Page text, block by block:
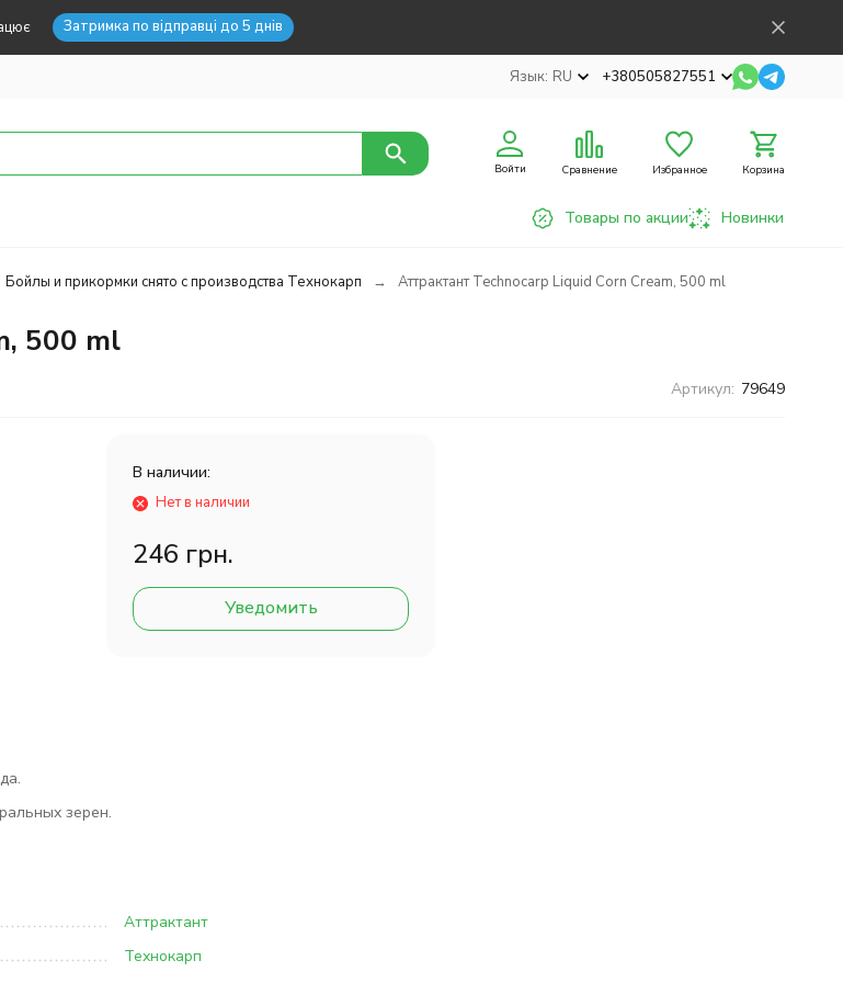
Затримка по відправці до 5 днів
Язык: RU +380505827551
Войти Сравнение Избранное Корзина
Товары по акции Новинки
Бойлы и прикормки снято с производства Технокарп Аттрактант Technocarp Liquid Corn Cream, 500 ml
500 ml
Артикул: 79649
В наличии:
Нет в наличии
246 грн.
Уведомить
зерен.
Аттрактант
Технокарп